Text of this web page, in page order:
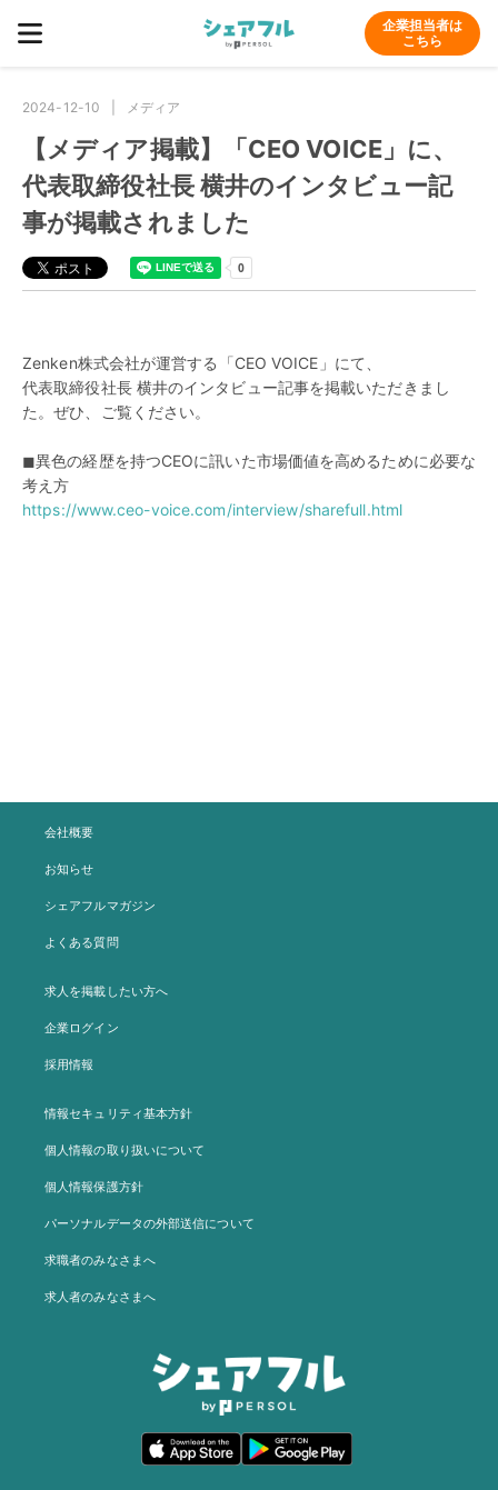
企業担当者は
こちら
2024-12-10 メディア
【メディア掲載】「CEO VOICE」に、
代表取締役社長 横井のインタビュー記
事が掲載されました
Zenken株式会社が運営する「CEO VOICE」にて、
代表取締役社長 横井のインタビュー記事を掲載いただきまし
た。ぜひ、ご覧ください。
◼︎異色の経歴を持つCEOに訊いた市場価値を高めるために必要な
考え方
https://www.ceo-voice.com/interview/sharefull.html
会社概要
お知らせ
シェアフルマガジン
よくある質問
求人を掲載したい方へ
企業ログイン
採用情報
情報セキュリティ基本方針
個人情報の取り扱いについて
個人情報保護方針
パーソナルデータの外部送信について
求職者のみなさまへ
求人者のみなさまへ